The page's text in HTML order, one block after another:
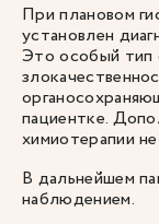
При плановом
установлен
Это особый тип
пациентке.
химиотерапии
В дальнейшем
наблюдением.